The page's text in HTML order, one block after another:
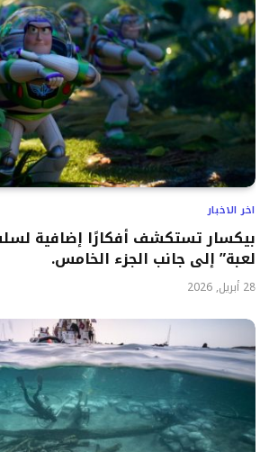
اخر الاخبار
بيكسار تستكشف أفكارًا إضافية
لعبة” إلى جانب الجزء الخامس.
28 أبريل, 2026